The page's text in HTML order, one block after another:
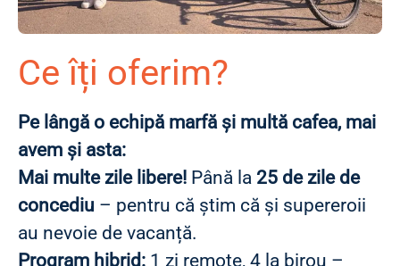
Ce îți oferim?
Pe lângă o echipă marfă și multă cafea, mai
avem și asta:
Mai multe zile libere! Până la 25 de zile de
concediu – pentru că știm că și supereroii
au nevoie de vacanță.
Program hibrid: 1 zi remote, 4 la birou –